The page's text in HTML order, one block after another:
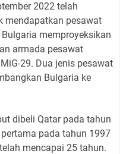
2022 telah
mendapatkan pesawat
memproyeksikan
armada pesawat
29. Dua jenis pesawat
Bulgaria ke
dibeli Qatar pada tahun
pada tahun 1997
mencapai 25 tahun.